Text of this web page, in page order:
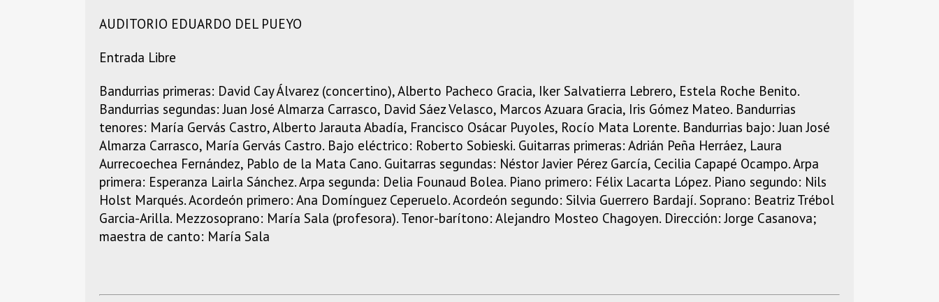
AUDITORIO EDUARDO DEL PUEYO
Entrada Libre
Bandurrias primeras: David Cay Álvarez (concertino), Alberto Pacheco Gracia, Iker Salvatierra Lebrero, Estela Roche Benito.
Bandurrias segundas: Juan José Almarza Carrasco, David Sáez Velasco, Marcos Azuara Gracia, Iris Gómez Mateo. Bandurrias
tenores: María Gervás Castro, Alberto Jarauta Abadía, Francisco Osácar Puyoles, Rocío Mata Lorente. Bandurrias bajo: Juan José
Almarza Carrasco, María Gervás Castro. Bajo eléctrico: Roberto Sobieski. Guitarras primeras: Adrián Peña Herráez, Laura
Aurrecoechea Fernández, Pablo de la Mata Cano. Guitarras segundas: Néstor Javier Pérez García, Cecilia Capapé Ocampo. Arpa
primera: Esperanza Lairla Sánchez. Arpa segunda: Delia Founaud Bolea. Piano primero: Félix Lacarta López. Piano segundo: Nils
Holst Marqués. Acordeón primero: Ana Domínguez Ceperuelo. Acordeón segundo: Silvia Guerrero Bardají. Soprano: Beatriz Trébol
Garcia-Arilla. Mezzosoprano: María Sala (profesora). Tenor-barítono: Alejandro Mosteo Chagoyen. Dirección: Jorge Casanova;
maestra de canto: María Sala